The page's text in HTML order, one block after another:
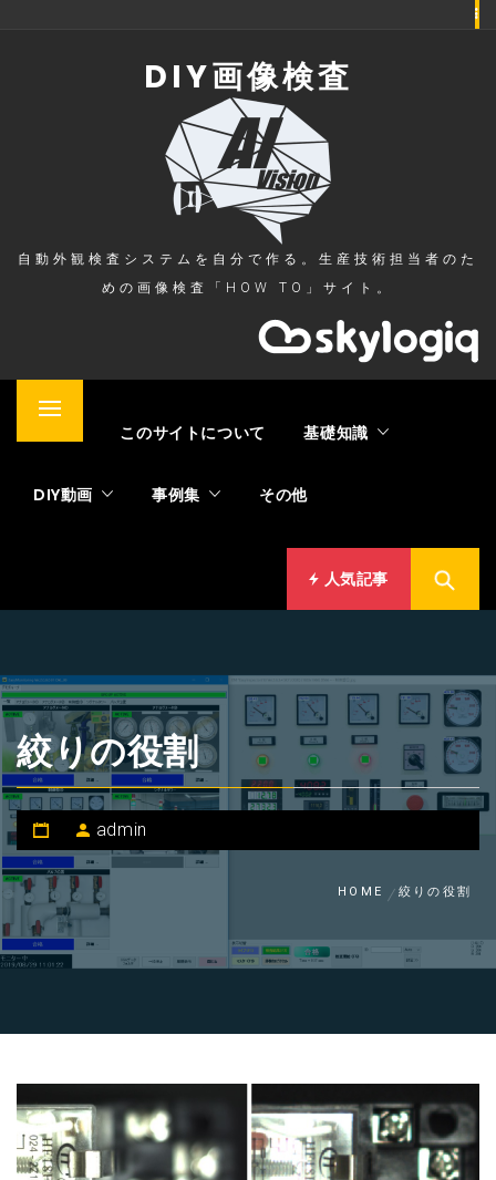
DIY画像検査
自動外観検査システムを自分で作る。生産技術担当者のた
めの画像検査「HOW TO」サイト。
Primary
このサイトについて 基礎知識
DIY動画 事例集 その他
人気記事
絞りの役割
admin
HOME 絞りの役割